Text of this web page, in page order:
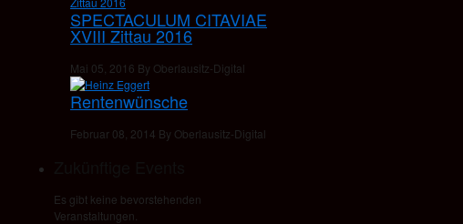
SPECTACULUM CITAVIAE
XVIII Zittau 2016
Mai 05, 2016 By Oberlausitz-Digital
Rentenwünsche
Februar 08, 2014 By Oberlausitz-Digital
Es gibt keine bevorstehenden
Veranstaltungen.